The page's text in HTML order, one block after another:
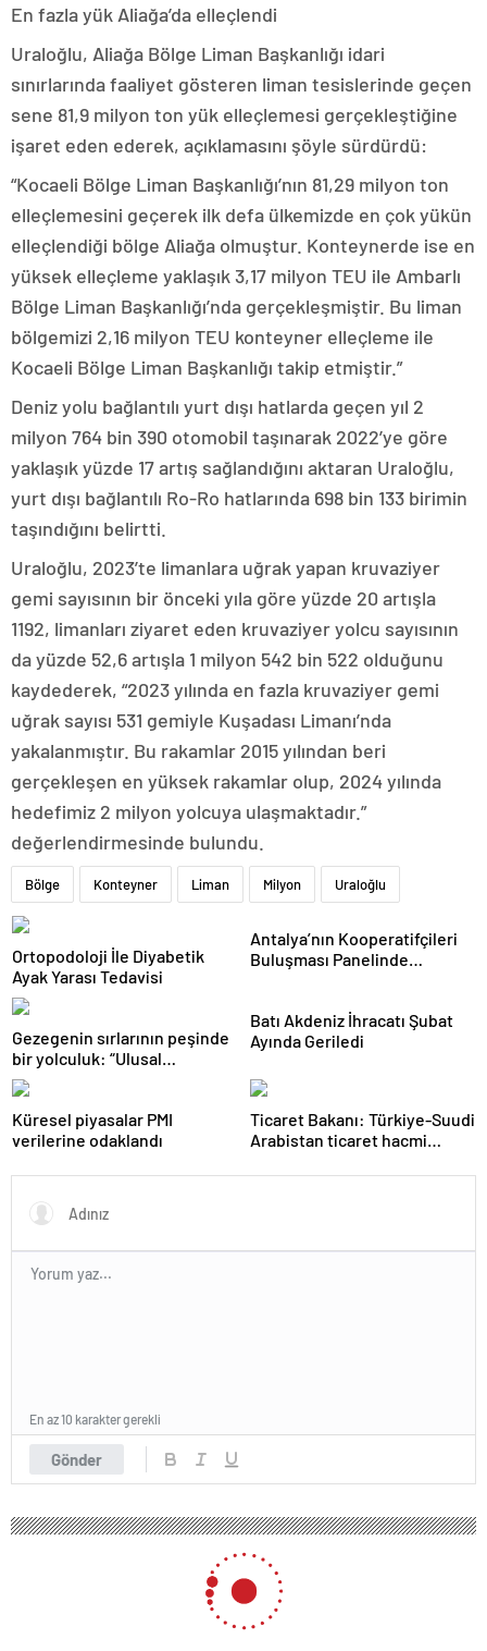
En fazla yük Aliağa’da elleçlendi
Uraloğlu, Aliağa Bölge Liman Başkanlığı idari
sınırlarında faaliyet gösteren liman tesislerinde geçen
sene 81,9 milyon ton yük elleçlemesi gerçekleştiğine
işaret eden ederek, açıklamasını şöyle sürdürdü:
“Kocaeli Bölge Liman Başkanlığı’nın 81,29 milyon ton
elleçlemesini geçerek ilk defa ülkemizde en çok yükün
elleçlendiği bölge Aliağa olmuştur. Konteynerde ise en
yüksek elleçleme yaklaşık 3,17 milyon TEU ile Ambarlı
Bölge Liman Başkanlığı’nda gerçekleşmiştir. Bu liman
bölgemizi 2,16 milyon TEU konteyner elleçleme ile
Kocaeli Bölge Liman Başkanlığı takip etmiştir.”
Deniz yolu bağlantılı yurt dışı hatlarda geçen yıl 2
milyon 764 bin 390 otomobil taşınarak 2022’ye göre
yaklaşık yüzde 17 artış sağlandığını aktaran Uraloğlu,
yurt dışı bağlantılı Ro-Ro hatlarında 698 bin 133 birimin
taşındığını belirtti.
Uraloğlu, 2023’te limanlara uğrak yapan kruvaziyer
gemi sayısının bir önceki yıla göre yüzde 20 artışla
1192, limanları ziyaret eden kruvaziyer yolcu sayısının
da yüzde 52,6 artışla 1 milyon 542 bin 522 olduğunu
kaydederek, “2023 yılında en fazla kruvaziyer gemi
uğrak sayısı 531 gemiyle Kuşadası Limanı’nda
yakalanmıştır. Bu rakamlar 2015 yılından beri
gerçekleşen en yüksek rakamlar olup, 2024 yılında
hedefimiz 2 milyon yolcuya ulaşmaktadır.”
değerlendirmesinde bulundu.
Bölge Konteyner Liman Milyon Uraloğlu
Ortopodoloji İle Diyabetik
Ayak Yarası Tedavisi
Antalya’nın Kooperatifçileri
Buluşması Panelinde
Tartışıldı
Gezegenin sırlarının peşinde
bir yolculuk: “Ulusal
Antarktika Bilim Seferleri”
Batı Akdeniz İhracatı Şubat
Ayında Geriledi
Küresel piyasalar PMI
verilerine odaklandı
Ticaret Bakanı: Türkiye-Suudi
Arabistan ticaret hacmi
Gönder
En az 10 karakter gerekli